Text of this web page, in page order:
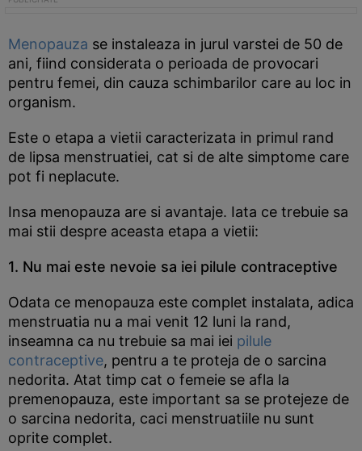
Menopauza se instaleaza in jurul varstei de 50 de
ani, fiind considerata o perioada de provocari
pentru femei, din cauza schimbarilor care au loc in
organism.
Este o etapa a vietii caracterizata in primul rand
de lipsa menstruatiei, cat si de alte simptome care
pot fi neplacute.
Insa menopauza are si avantaje. Iata ce trebuie sa
mai stii despre aceasta etapa a vietii:
1. Nu mai este nevoie sa iei pilule contraceptive
Odata ce menopauza este complet instalata, adica
menstruatia nu a mai venit 12 luni la rand,
inseamna ca nu trebuie sa mai iei pilule
contraceptive, pentru a te proteja de o sarcina
nedorita. Atat timp cat o femeie se afla la
premenopauza, este important sa se protejeze de
o sarcina nedorita, caci menstruatiile nu sunt
oprite complet.